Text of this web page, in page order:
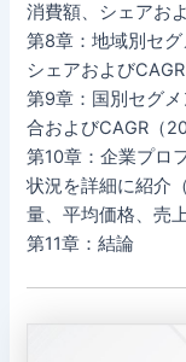
消費額、シェアお
第8章：地域別セグ
シェアおよび
第9章：国別セグ
合およびCAGR（
第10章：企業プロ
状況を詳細に紹介
量、平均価格、売
第11章：結論